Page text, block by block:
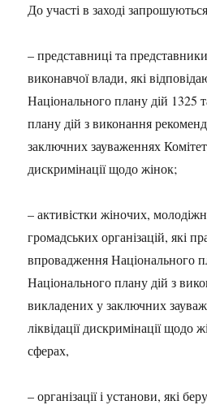
До участі в заході
– представниці та
виконавчої влади, які
Національного плану дій 1325
плану дій з виконання
заключних зауваженнях
дискримінації щодо жінок;
– активістки жіночих,
громадських організацій, які
впровадження Національного
Національного плану дій з
викладених у заключних
ліквідації дискримінації щодо
сферах,
– організації і установи, які